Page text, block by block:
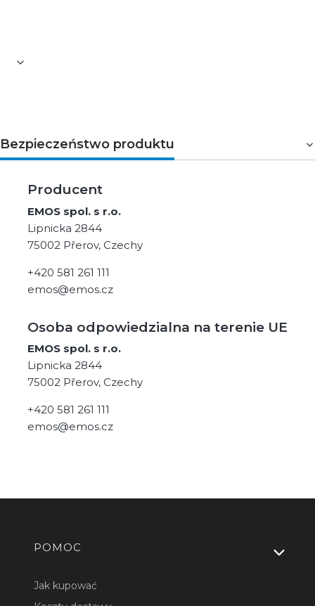
Bezpieczeństwo produktu
Producent
EMOS spol. s r.o.
Lipnicka 2844
75002 Přerov, Czechy
+420 581 261 111
emos@emos.cz
Osoba odpowiedzialna na terenie UE
EMOS spol. s r.o.
Lipnicka 2844
75002 Přerov, Czechy
+420 581 261 111
emos@emos.cz
Linki w stopce
POMOC
Jak kupować